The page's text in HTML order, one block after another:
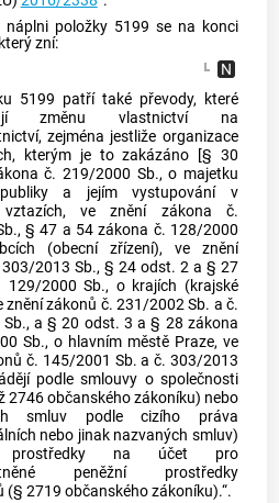
položky 5199 se na konci
zní:
5199 patří také převody, které
změnu vlastnictví na
zejména jestliže organizace
kterým je to zakázáno [§ 30
č. 219/2000 Sb., o majetku
a jejím vystupování v
vztazích, ve znění zákona č.
§ 47 a 54 zákona č. 128/2000
(obecní zřízení), ve znění
2013 Sb., § 24 odst. 2 a § 27
129/2000 Sb., o krajích (krajské
znění zákonů č. 231/2002 Sb. a č.
a § 20 odst. 3 a § 28 zákona
Sb., o hlavním městě Praze, ve
č. 145/2001 Sb. a č. 303/2013
podle smlouvy o společnosti
2746 občanského zákoníku) nebo
smluv podle cizího práva
nebo jinak nazvaných smluv)
prostředky na účet pro
peněžní prostředky
(§ 2719 občanského zákoníku).“.